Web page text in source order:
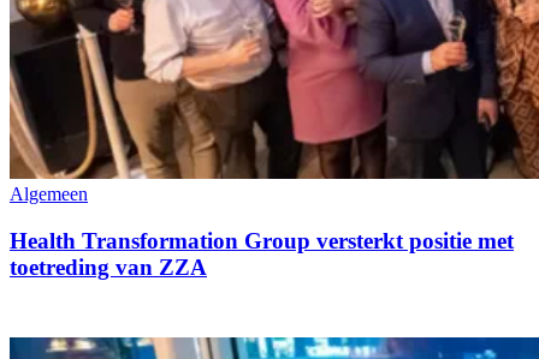
Algemeen
Health Transformation Group versterkt positie met
toetreding van ZZA